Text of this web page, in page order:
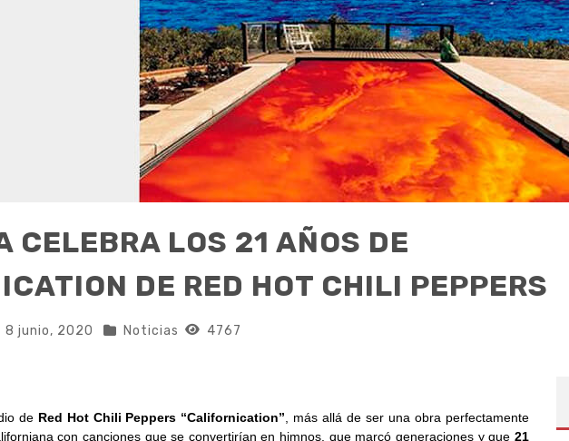
CELEBRA LOS 21 AÑOS DE
DE RED HOT CHILI PEPPERS
8 junio, 2020 Noticias 4767
de Red Hot Chili Peppers “Californication” , más allá de ser una obra perfectamente
con canciones que se convertirían en himnos, que marcó generaciones y que 21